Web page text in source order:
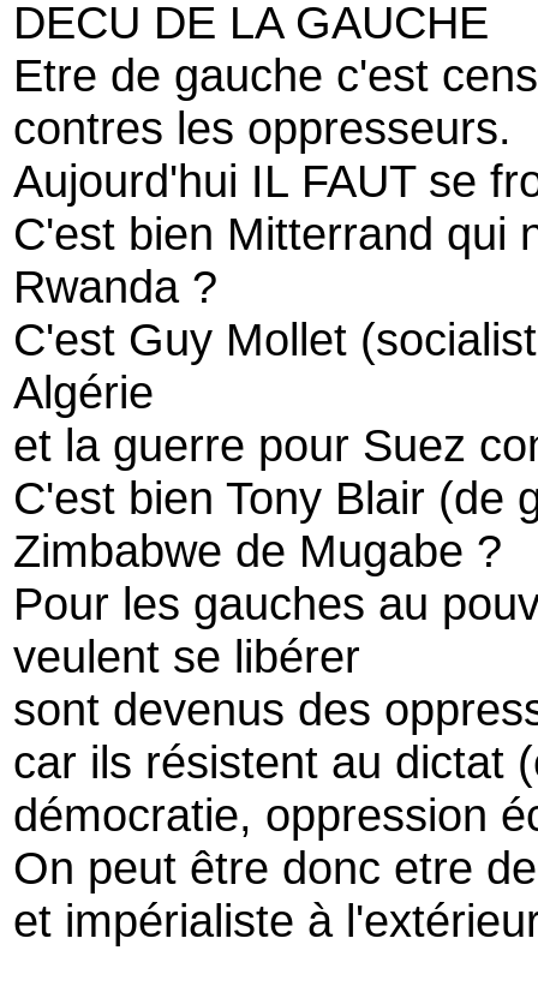
DECU DE LA GAUCHE
Etre de gauche c'est
contres les oppresseurs.
Aujourd'hui IL FAUT se
C'est bien Mitterrand qui
Rwanda ?
C'est Guy Mollet
Algérie
et la guerre pour Suez
C'est bien Tony Blair (de
Zimbabwe de Mugabe ?
Pour les gauches au
veulent se libérer
sont devenus des
car ils résistent au dictat
démocratie, oppression
On peut être donc etre
et impérialiste à